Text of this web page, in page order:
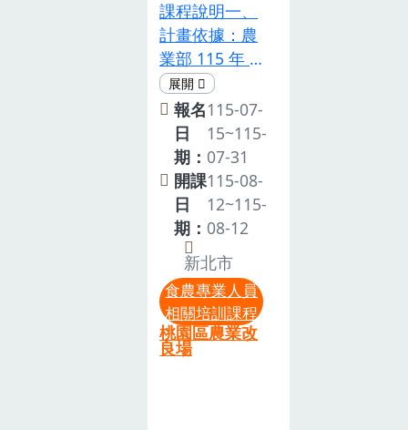
課程，共計採
認5小時。注
意事項主辦單
位保留調整議
程，以及接受
報名與否之權
利。本次課程
錄取人數主辦
單位保有決定
錄取學員名單
之權利。若錄
取後因故無法
參與，請儘早
告知且於系統
上取消報名，
課程說明一、
計畫依據：農
業部 115 年 1
月 21 日農輔
字第
1140256669
號函辦理二、
計畫名稱：
115 年農業整
合諮詢輔導體
系計畫 115 農
再-1.2.2-1.1-
輔-001(Z)三、
計畫目的：本
次宣導人員基
報名
日
期：
115-07-
15~115-
07-31
開課
日
期：
115-08-
12~115-
08-12
新北市
食農專業人員
相關培訓課程
桃園區農業改
良場